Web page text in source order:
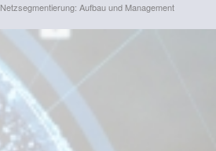
Netzsegmentierung: Aufbau und Management